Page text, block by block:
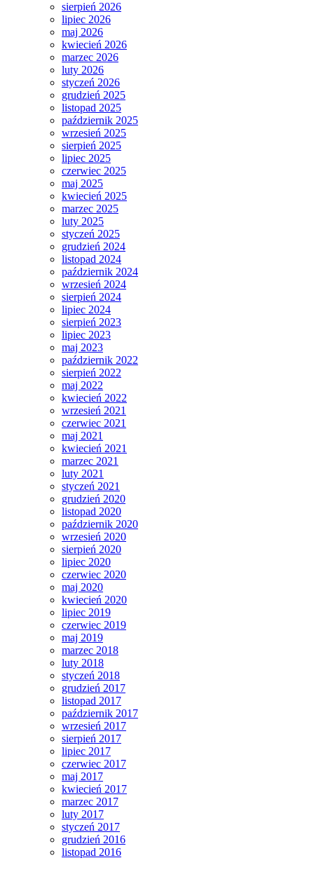
sierpień 2026
lipiec 2026
maj 2026
kwiecień 2026
marzec 2026
luty 2026
styczeń 2026
grudzień 2025
listopad 2025
październik 2025
wrzesień 2025
sierpień 2025
lipiec 2025
czerwiec 2025
maj 2025
kwiecień 2025
marzec 2025
luty 2025
styczeń 2025
grudzień 2024
listopad 2024
październik 2024
wrzesień 2024
sierpień 2024
lipiec 2024
sierpień 2023
lipiec 2023
maj 2023
październik 2022
sierpień 2022
maj 2022
kwiecień 2022
wrzesień 2021
czerwiec 2021
maj 2021
kwiecień 2021
marzec 2021
luty 2021
styczeń 2021
grudzień 2020
listopad 2020
październik 2020
wrzesień 2020
sierpień 2020
lipiec 2020
czerwiec 2020
maj 2020
kwiecień 2020
lipiec 2019
czerwiec 2019
maj 2019
marzec 2018
luty 2018
styczeń 2018
grudzień 2017
listopad 2017
październik 2017
wrzesień 2017
sierpień 2017
lipiec 2017
czerwiec 2017
maj 2017
kwiecień 2017
marzec 2017
luty 2017
styczeń 2017
grudzień 2016
listopad 2016